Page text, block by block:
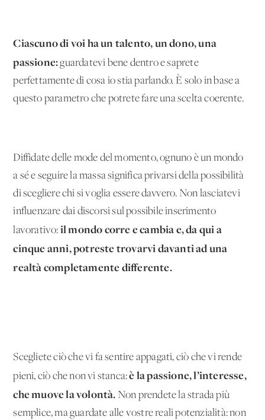
Ciascuno di voi ha un talento, un dono, una
passione:guardatevi bene dentro e saprete
perfettamente di cosa io stia parlando. È solo in base a
questo parametro che potrete fare una scelta coerente.
Diffidate delle mode del momento, ognuno è un mondo
a sé e seguire la massa significa privarsi della possibilità
di scegliere chi si voglia essere davvero. Non lasciatevi
influenzare dai discorsi sul possibile inserimento
lavorativo: il mondo corre e cambia e, da qui a
cinque anni, potreste trovarvi davanti ad una
realtà completamente differente.
Scegliete ciò che vi fa sentire appagati, ciò che vi rende
pieni, ciò che non vi stanca:è la passione, l’interesse,
che muove la volontà. Non prendete la strada più
semplice, ma guardate alle vostre reali potenzialità: non